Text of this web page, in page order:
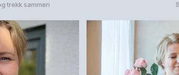
trekk sammen